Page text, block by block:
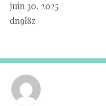
juin 30, 2025
dn9l8z